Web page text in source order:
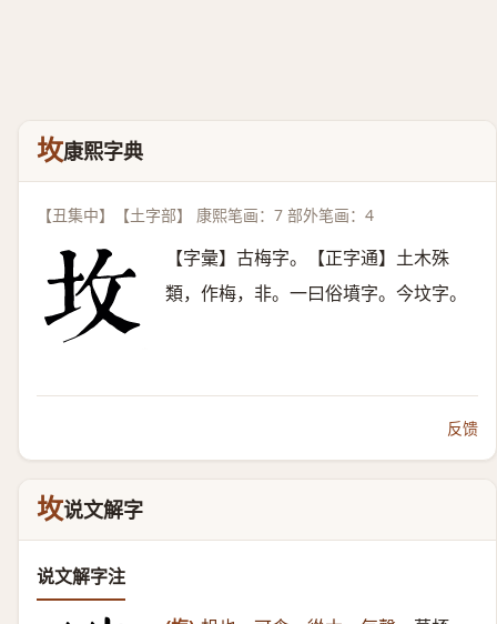
坆康熙字典
【丑集中】【土字部】 康熙笔画：7 部外笔画：4
【字彙】古梅字。【正字通】土木殊
類，作梅，非。一曰俗墳字。今坟字。
反馈
坆说文解字
说文解字注